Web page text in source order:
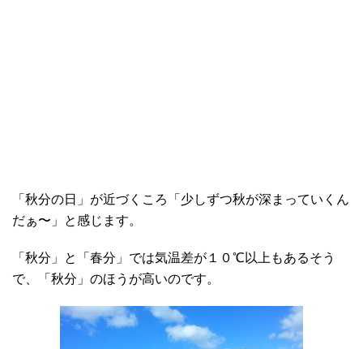
「秋分の日」が近づくころ「少しずつ秋が深まっていくん
だぁ〜」と感じます。
「秋分」と「春分」では気温差が１０℃以上もあるそう
で、「秋分」のほうが高いのです。